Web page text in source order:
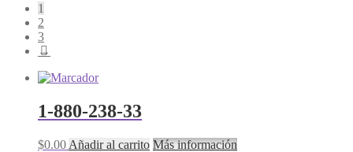
1
2
3
→
1-880-238-33
$0.00 Añadir al carrito Más información